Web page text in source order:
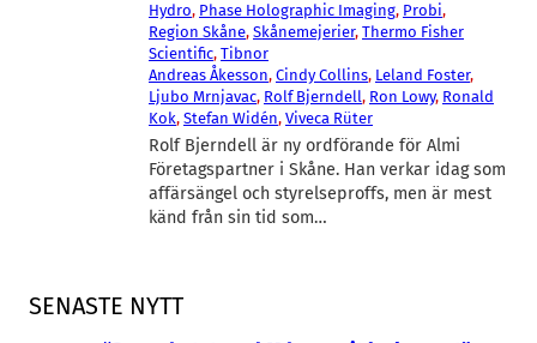
SENASTE NYTT
Hydro, Phase Holographic Imaging, Probi
Region Skåne, Skånemejerier, Thermo Fisher
Scientific, Tibnor
Andreas Åkesson, Cindy Collins, Leland Foster
Ljubo Mrnjavac, Rolf Bjerndell, Ron Lowy, Ronald
Kok, Stefan Widén, Viveca Rüter
Rolf Bjerndell är ny ordförande för Almi
Företagspartner i Skåne. Han verkar idag som
affärsängel och styrelseproffs, men är mest
känd från sin tid som…